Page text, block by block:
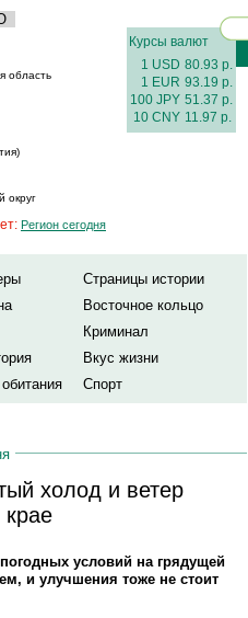
область
округ
Курсы валют
1 USD 80.93 р.
1 EUR 93.19 р.
100 JPY 51.37 р.
10 CNY 11.97 р.
Регион сегодня
Страницы истории
Восточное кольцо
Криминал
Вкус жизни
Спорт
холод и ветер
условий на грядущей
и улучшения тоже не стоит